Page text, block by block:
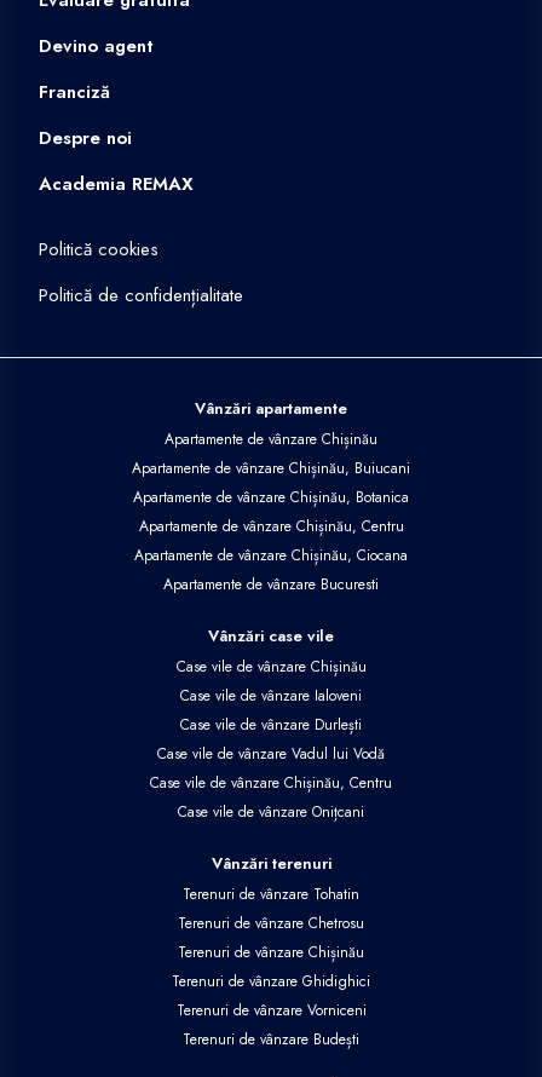
Devino agent
Franciză
Despre noi
Academia REMAX
Politică cookies
Politică de confidențialitate
Vânzări apartamente
Apartamente de vânzare Chișinău
Apartamente de vânzare Chișinău, Buiucani
Apartamente de vânzare Chișinău, Botanica
Apartamente de vânzare Chișinău, Centru
Apartamente de vânzare Chișinău, Ciocana
Apartamente de vânzare Bucuresti
Vânzări case vile
Case vile de vânzare Chișinău
Case vile de vânzare Ialoveni
Case vile de vânzare Durlești
Case vile de vânzare Vadul lui Vodă
Case vile de vânzare Chișinău, Centru
Case vile de vânzare Onițcani
Vânzări terenuri
Terenuri de vânzare Tohatin
Terenuri de vânzare Chetrosu
Terenuri de vânzare Chișinău
Terenuri de vânzare Ghidighici
Terenuri de vânzare Vorniceni
Terenuri de vânzare Budești